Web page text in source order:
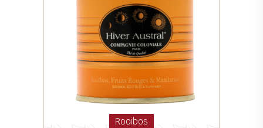
Rooibos